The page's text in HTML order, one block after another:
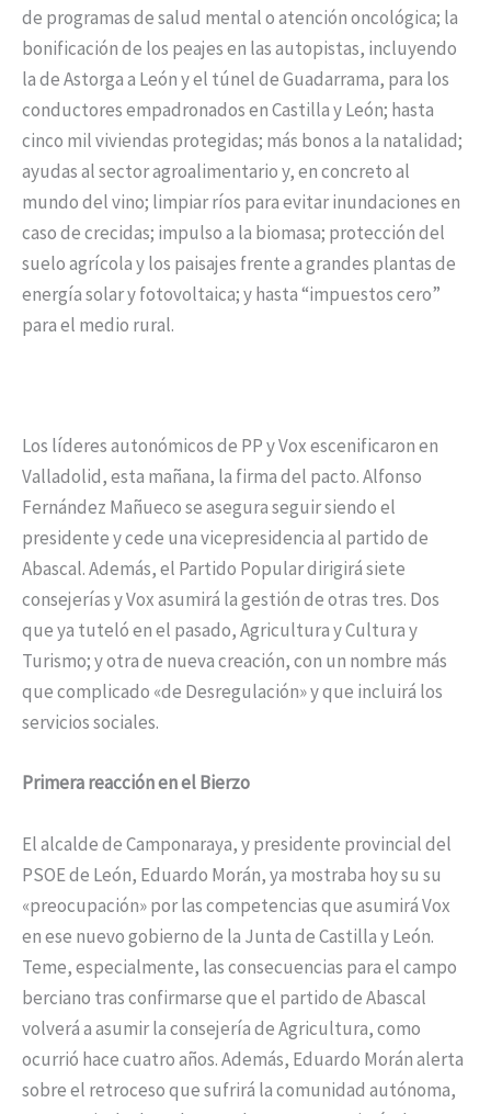
de programas de salud mental o atención oncológica; la
bonificación de los peajes en las autopistas, incluyendo
la de Astorga a León y el túnel de Guadarrama, para los
conductores empadronados en Castilla y León; hasta
cinco mil viviendas protegidas; más bonos a la natalidad;
ayudas al sector agroalimentario y, en concreto al
mundo del vino; limpiar ríos para evitar inundaciones en
caso de crecidas; impulso a la biomasa; protección del
suelo agrícola y los paisajes frente a grandes plantas de
energía solar y fotovoltaica; y hasta “impuestos cero”
para el medio rural.
Los líderes autonómicos de PP y Vox escenificaron en
Valladolid, esta mañana, la firma del pacto. Alfonso
Fernández Mañueco se asegura seguir siendo el
presidente y cede una vicepresidencia al partido de
Abascal. Además, el Partido Popular dirigirá siete
consejerías y Vox asumirá la gestión de otras tres. Dos
que ya tuteló en el pasado, Agricultura y Cultura y
Turismo; y otra de nueva creación, con un nombre más
que complicado «de Desregulación» y que incluirá los
servicios sociales.
Primera reacción en el Bierzo
El alcalde de Camponaraya, y presidente provincial del
PSOE de León, Eduardo Morán, ya mostraba hoy su su
«preocupación» por las competencias que asumirá Vox
en ese nuevo gobierno de la Junta de Castilla y León.
Teme, especialmente, las consecuencias para el campo
berciano tras confirmarse que el partido de Abascal
volverá a asumir la consejería de Agricultura, como
ocurrió hace cuatro años. Además, Eduardo Morán alerta
sobre el retroceso que sufrirá la comunidad autónoma,